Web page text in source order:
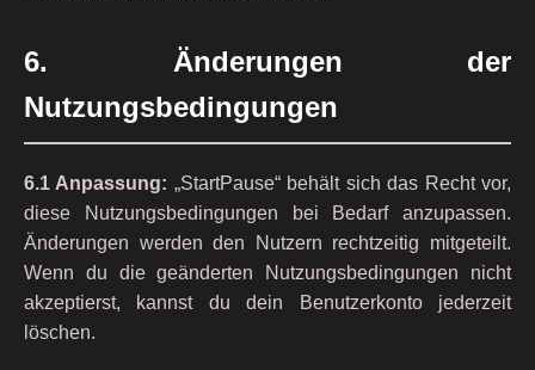
6. Änderungen der
Nutzungsbedingungen
6.1 Anpassung: „StartPause“ behält sich das Recht vor,
diese Nutzungsbedingungen bei Bedarf anzupassen.
Änderungen werden den Nutzern rechtzeitig mitgeteilt.
Wenn du die geänderten Nutzungsbedingungen nicht
akzeptierst, kannst du dein Benutzerkonto jederzeit
löschen.